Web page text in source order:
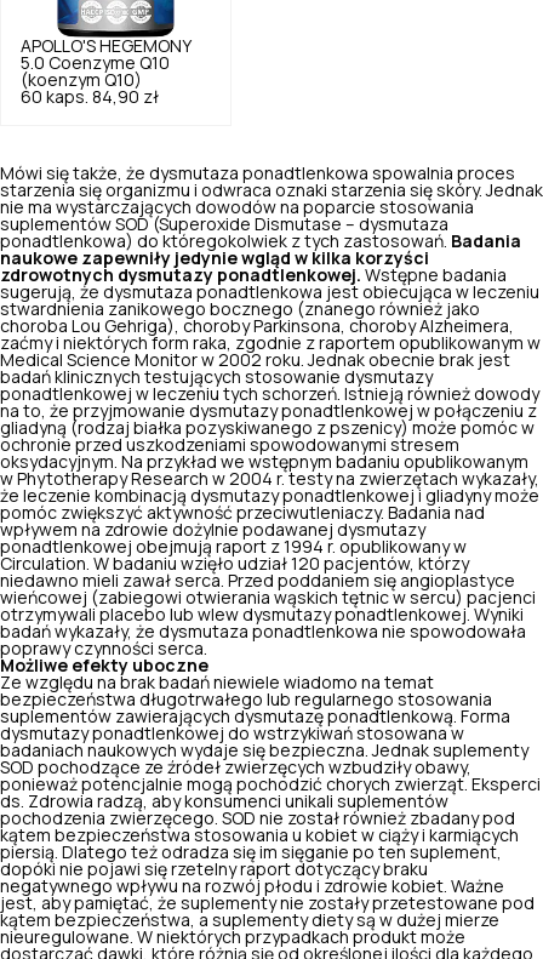
APOLLO'S HEGEMONY
5.0 Coenzyme Q10
(koenzym Q10)
60 kaps. 84,90 zł
Mówi się także, że dysmutaza ponadtlenkowa spowalnia proces
starzenia się organizmu i odwraca oznaki starzenia się skóry. Jednak
nie ma wystarczających dowodów na poparcie stosowania
suplementów SOD (Superoxide Dismutase – dysmutaza
ponadtlenkowa) do któregokolwiek z tych zastosowań. Badania
naukowe zapewniły jedynie wgląd w kilka korzyści
zdrowotnych dysmutazy ponadtlenkowej. Wstępne badania
sugerują, że dysmutaza ponadtlenkowa jest obiecująca w leczeniu
stwardnienia zanikowego bocznego (znanego również jako
choroba Lou Gehriga), choroby Parkinsona, choroby Alzheimera,
zaćmy i niektórych form raka, zgodnie z raportem opublikowanym w
Medical Science Monitor w 2002 roku. Jednak obecnie brak jest
badań klinicznych testujących stosowanie dysmutazy
ponadtlenkowej w leczeniu tych schorzeń. Istnieją również dowody
na to, że przyjmowanie dysmutazy ponadtlenkowej w połączeniu z
gliadyną (rodzaj białka pozyskiwanego z pszenicy) może pomóc w
ochronie przed uszkodzeniami spowodowanymi stresem
oksydacyjnym. Na przykład we wstępnym badaniu opublikowanym
w Phytotherapy Research w 2004 r. testy na zwierzętach wykazały,
że leczenie kombinacją dysmutazy ponadtlenkowej i gliadyny może
pomóc zwiększyć aktywność przeciwutleniaczy. Badania nad
wpływem na zdrowie dożylnie podawanej dysmutazy
ponadtlenkowej obejmują raport z 1994 r. opublikowany w
Circulation. W badaniu wzięło udział 120 pacjentów, którzy
niedawno mieli zawał serca. Przed poddaniem się angioplastyce
wieńcowej (zabiegowi otwierania wąskich tętnic w sercu) pacjenci
otrzymywali placebo lub wlew dysmutazy ponadtlenkowej. Wyniki
badań wykazały, że dysmutaza ponadtlenkowa nie spowodowała
poprawy czynności serca.
Możliwe efekty uboczne
Ze względu na brak badań niewiele wiadomo na temat
bezpieczeństwa długotrwałego lub regularnego stosowania
suplementów zawierających dysmutazę ponadtlenkową. Forma
dysmutazy ponadtlenkowej do wstrzykiwań stosowana w
badaniach naukowych wydaje się bezpieczna. Jednak suplementy
SOD pochodzące ze źródeł zwierzęcych wzbudziły obawy,
ponieważ potencjalnie mogą pochodzić chorych zwierząt. Eksperci
ds. Zdrowia radzą, aby konsumenci unikali suplementów
pochodzenia zwierzęcego. SOD nie został również zbadany pod
kątem bezpieczeństwa stosowania u kobiet w ciąży i karmiących
piersią. Dlatego też odradza się im sięganie po ten suplement,
dopóki nie pojawi się rzetelny raport dotyczący braku
negatywnego wpływu na rozwój płodu i zdrowie kobiet. Ważne
jest, aby pamiętać, że suplementy nie zostały przetestowane pod
kątem bezpieczeństwa, a suplementy diety są w dużej mierze
nieuregulowane. W niektórych przypadkach produkt może
dostarczać dawki, które różnią się od określonej ilości dla każdego